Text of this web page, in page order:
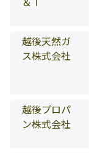
越後天然ガ
ス株式会社
越後プロパ
ン株式会社